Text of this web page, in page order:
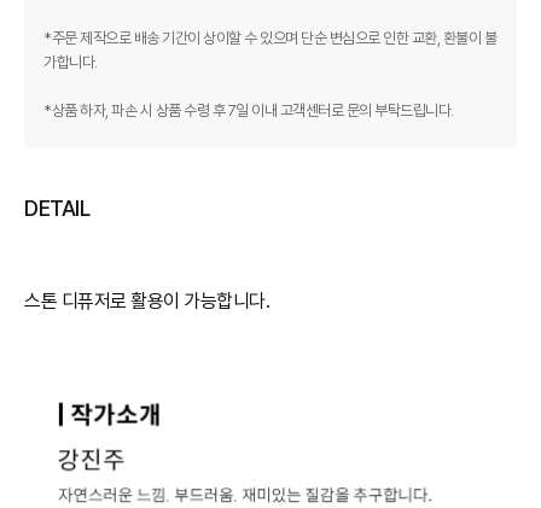
*주문 제작으로 배송 기간이 상이할 수 있으며 단순 변심으로 인한 교환, 환불이 불
가합니다.
*상품 하자, 파손 시 상품 수령 후 7일 이내 고객센터로 문의 부탁드립니다.
DETAIL
스톤 디퓨저로 활용이 가능합니다.